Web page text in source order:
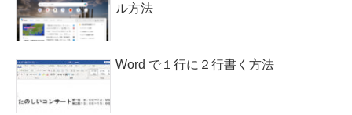
ル方法
Word で１行に２行書く方法